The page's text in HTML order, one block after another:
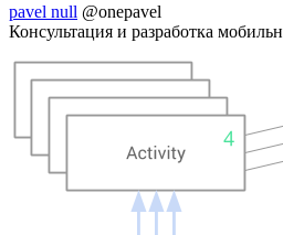
pavel null @onepavel
Консультация и разработка